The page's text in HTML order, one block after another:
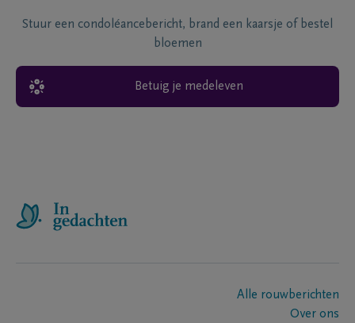
Stuur een condoléancebericht, brand een kaarsje of bestel
bloemen
Betuig je medeleven
Alle rouwberichten
Over ons